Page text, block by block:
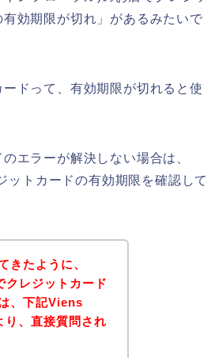
効期限が切れ」があるみたいで
ドって、有効期限が切れると使
エラーが解決しない場合は、
トカードの有効期限を確認して
きたように、
レジットカード
、下記Viens
、直接質問され